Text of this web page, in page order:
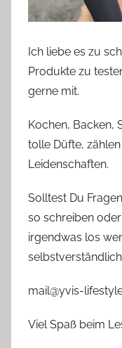
Ich liebe es zu
Produkte zu
gerne mit.
Kochen, Backen,
tolle Düfte,
Leidenschaften.
Solltest Du
so schreiben
irgendwas los
mail@yvis-
Viel Spaß beim